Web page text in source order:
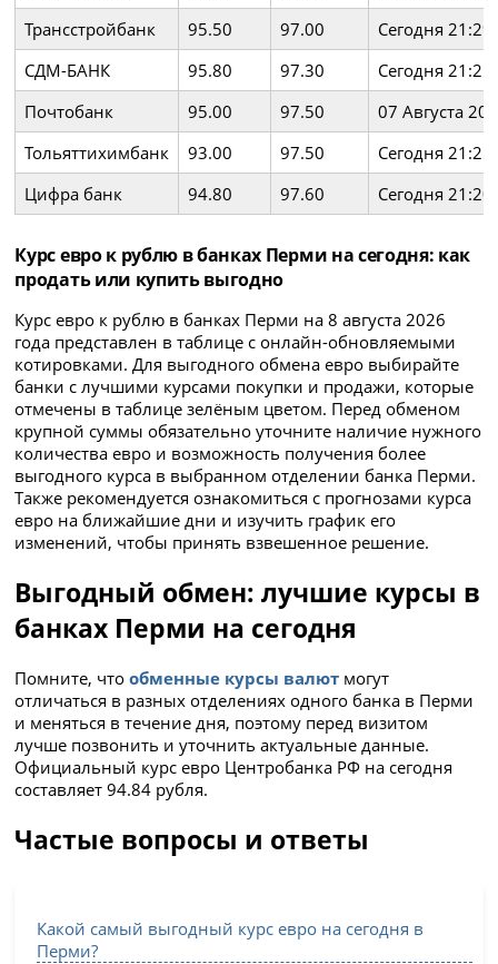
Трансстройбанк
95.50 97.00
Сегодня 21:29
СДМ-БАНК
95.80 97.30
Сегодня 21:25
Почтобанк
95.00 97.50
07 Августа
Тольяттихимбанк
93.00 97.50
Сегодня 21:25
Цифра банк
94.80 97.60 Сегодня 21:20
Курс евро к рублю в банках Перми на сегодня: как
продать или купить выгодно
Курс евро к рублю в банках Перми на 8 августа 2026
года представлен в таблице с онлайн-обновляемыми
котировками. Для выгодного обмена евро выбирайте
банки с лучшими курсами покупки и продажи, которые
отмечены в таблице зелёным цветом. Перед обменом
крупной суммы обязательно уточните наличие нужного
количества евро и возможность получения более
выгодного курса в выбранном отделении банка Перми.
Также рекомендуется ознакомиться с прогнозами курса
евро на ближайшие дни и изучить график его
изменений, чтобы принять взвешенное решение.
Выгодный обмен: лучшие курсы в
банках Перми на сегодня
Помните, чтообменные курсы валют могут
отличаться в разных отделениях одного банка в Перми
и меняться в течение дня, поэтому перед визитом
лучше позвонить и уточнить актуальные данные.
Официальный курс евро Центробанка РФ на сегодня
составляет 94.84 рубля.
Частые вопросы и ответы
Какой самый выгодный курс евро на сегодня в
Перми?